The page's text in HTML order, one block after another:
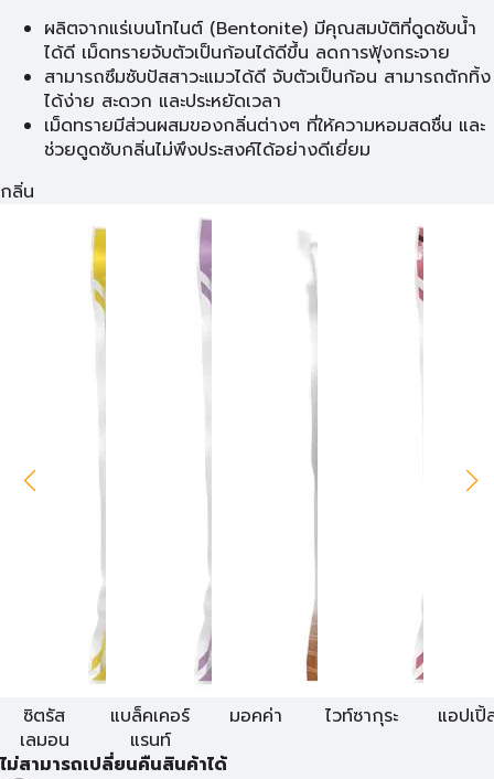
ผลิตจากแร่เบนโทไนต์ (Bentonite) มีคุณสมบัติที่ดูดซับน้ำ
ได้ดี เม็ดทรายจับตัวเป็นก้อนได้ดีขึ้น ลดการฟุ้งกระจาย
สามารถซึมซับปัสสาวะแมวได้ดี จับตัวเป็นก้อน สามารถตักทิ้ง
ได้ง่าย สะดวก และประหยัดเวลา
เม็ดทรายมีส่วนผสมของกลิ่นต่างๆ ที่ให้ความหอมสดชื่น และ
ช่วยดูดซับกลิ่นไม่พึงประสงค์ได้อย่างดีเยี่ยม
กลิ่น
ซิตรัส
เลมอน
แบล็คเคอร์
แรนท์
มอคค่า ไวท์ซากุระ
แอปเปิ้
ไม่สามารถเปลี่ยนคืนสินค้าได้